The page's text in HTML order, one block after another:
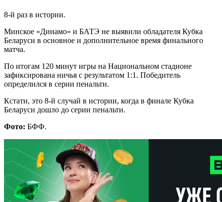
8-й раз в истории.
Минское «Динамо» и БАТЭ не выявили обладателя Кубка
Беларуси в основное и дополнительное время финального
матча.
По итогам 120 минут игры на Национальном стадионе
зафиксирована ничья с результатом 1:1. Победитель
определился в серии пенальти.
Кстати, это 8-й случай в истории, когда в финале Кубка
Беларуси дошло до серии пенальти.
Фото: БФФ.